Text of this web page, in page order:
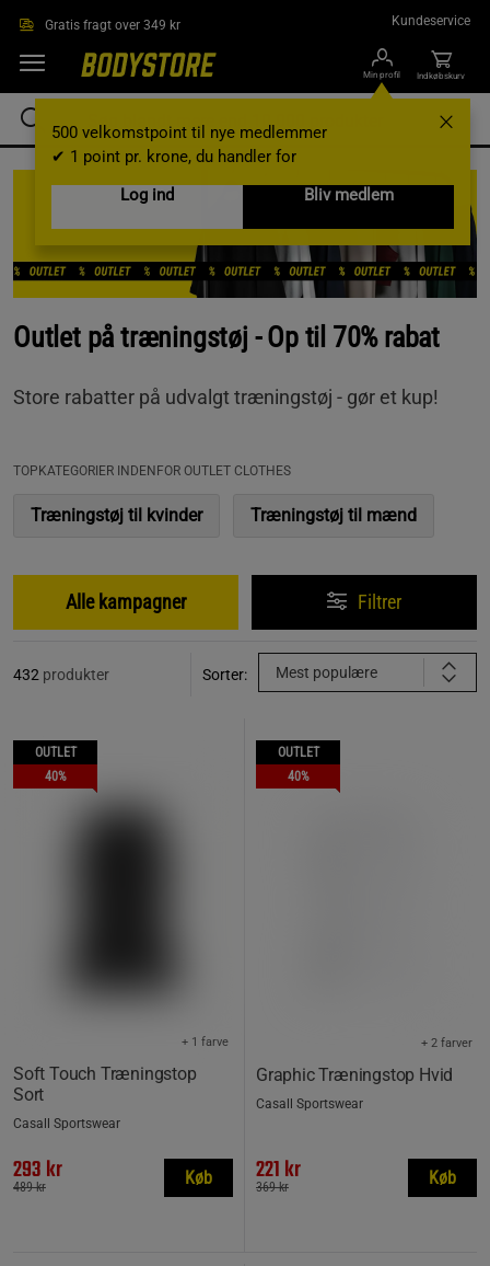
Gratis fragt over 349 kr Kundeservice
Min profil
500 velkomstpoint til nye medlemmer
✔ 1 point pr. krone, du handler for
Log ind
Bliv medlem
Indkøbskurv
Outlet på træningstøj - Op til 70% rabat
Store rabatter på udvalgt træningstøj - gør et kup!
TOPKATEGORIER INDENFOR OUTLET CLOTHES
Træningstøj til kvinder Træningstøj til mænd
Alle kampagner Filtrer
432 produkter Sorter: Mest populære
OUTLET
40%
Soft Touch Træningstop
Sort
+ 1 farve
Casall Sportswear
293 kr
489 kr Køb
OUTLET
40%
Graphic Træningstop Hvid
+ 2 farver
Casall Sportswear
221 kr
369 kr Køb